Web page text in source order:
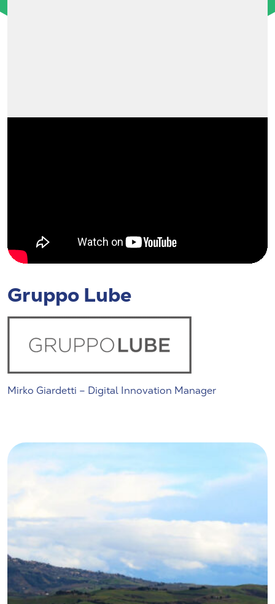
Gruppo Lube
Mirko Giardetti – Digital Innovation Manager